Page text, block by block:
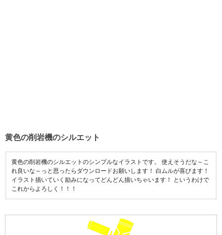
黄色の削岩機のシルエット
黄色の削岩機のシルエットのシンプルなイラストです。 使えそうだな～こ
れ良いな～っと思ったらダウンロードお願いします！ 白ムルが喜びます！
イラスト描いていく励みになってどんどん描いちゃいます！ というわけで
これからよろしく！！！